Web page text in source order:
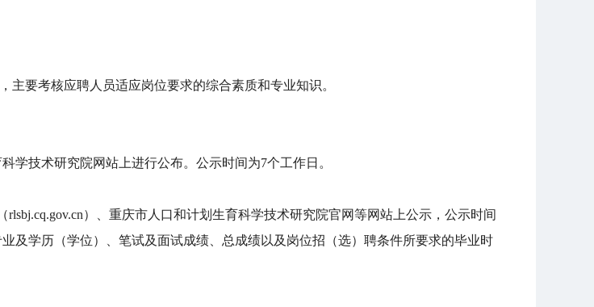
主要考核应聘人员适应岗位要求的综合素质和专业知识。
学技术研究院网站上进行公布。公示时间为7个工作日。
）、重庆市人口和计划生育科学技术研究院官网等网站上公示，公示时间
及学历（学位）、笔试及面试成绩、总成绩以及岗位招（选）聘条件所要求的毕业时